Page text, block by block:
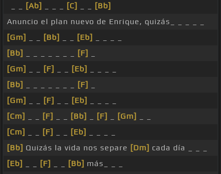
[Ab] [C]
[Bb]
Anuncio el plan nuevo de Enrique, quizás_ _ _ _ _
[Gm]
[Bb] [Eb]
[Bb]
[F]
[Gm]
[F] [Eb]
[Bb]
[F]
[Gm]
[F] [Eb]
[Cm]
[F] [Bb] [F] [Gm]
[Cm]
[F] [Eb]
[Bb] Quizás la vida nos separe [Dm] cada día _ _ _
[Eb]
[F] [Bb] más_ _ _